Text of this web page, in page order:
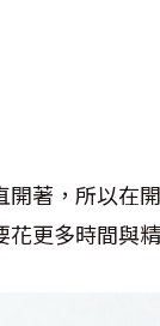
著，所以在
更多時間與